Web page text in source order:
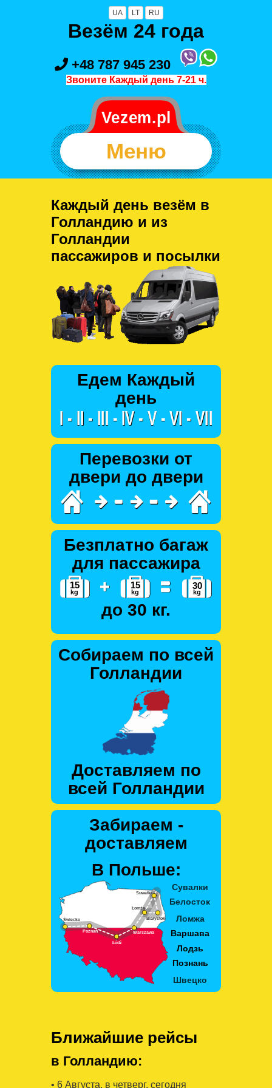
UA LT RU
Везём 24 года
+48 787 945 230
Звоните Каждый день 7-21 ч.
Меню
Каждый день везём в
Голландию и из
Голландии
пассажиров и посылки
Едем Каждый
день
Перевозки от
двери до двери
Безплатно багаж
для пассажира
до 30 кг.
Собираем по всей
Голландии
Доставляем по
всей Голландии
Забираем -
доставляем
В Польше:
Ближайшие рейсы
в Голландию:
• 6 Августa, в четверг, сегодня